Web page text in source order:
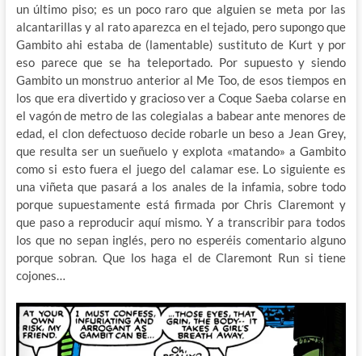
un último piso; es un poco raro que alguien se meta por las
alcantarillas y al rato aparezca en el tejado, pero supongo que
Gambito ahi estaba de (lamentable) sustituto de Kurt y por
eso parece que se ha teleportado. Por supuesto y siendo
Gambito un monstruo anterior al Me Too, de esos tiempos en
los que era divertido y gracioso ver a Coque Saeba colarse en
el vagón de metro de las colegialas a babear ante menores de
edad, el clon defectuoso decide robarle un beso a Jean Grey,
que resulta ser un sueñuelo y explota «matando» a Gambito
como si esto fuera el juego del calamar ese. Lo siguiente es
una viñeta que pasará a los anales de la infamia, sobre todo
porque supuestamente está firmada por Chris Claremont y
que paso a reproducir aquí mismo. Y a transcribir para todos
los que no sepan inglés, pero no esperéis comentario alguno
porque sobran. Que los haga el de Claremont Run si tiene
cojones…